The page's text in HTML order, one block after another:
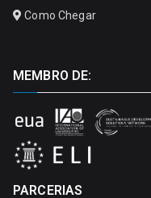
Como Chegar
MEMBRO DE:
PARCERIAS